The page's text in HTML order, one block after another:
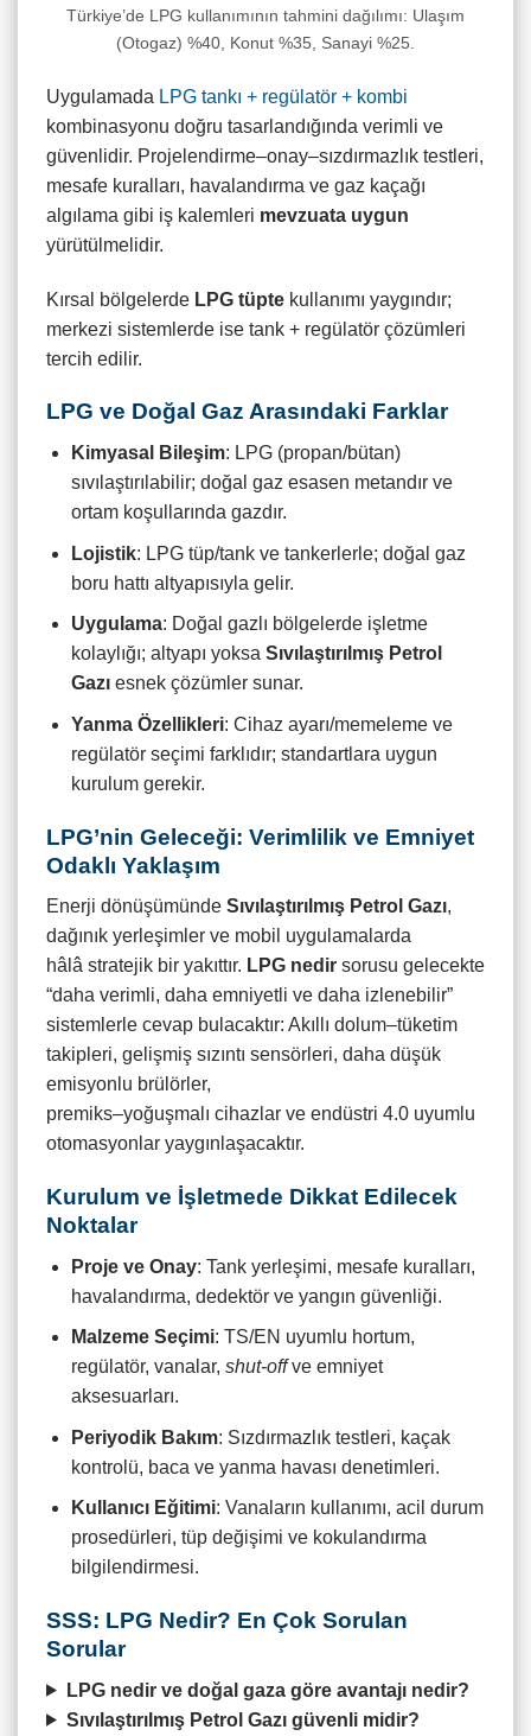
Türkiye’de LPG kullanımının tahmini dağılımı: Ulaşım
(Otogaz) %40, Konut %35, Sanayi %25.
Uygulamada LPG tankı + regülatör + kombi
kombinasyonu doğru tasarlandığında verimli ve
güvenlidir. Projelendirme–onay–sızdırmazlık testleri,
mesafe kuralları, havalandırma ve gaz kaçağı
algılama gibi iş kalemleri mevzuata uygun
yürütülmelidir.
Kırsal bölgelerde LPG tüpte kullanımı yaygındır;
merkezi sistemlerde ise tank + regülatör çözümleri
tercih edilir.
LPG ve Doğal Gaz Arasındaki Farklar
Kimyasal Bileşim: LPG (propan/bütan)
sıvılaştırılabilir; doğal gaz esasen metandır ve
ortam koşullarında gazdır.
Lojistik: LPG tüp/tank ve tankerlerle; doğal gaz
boru hattı altyapısıyla gelir.
Uygulama: Doğal gazlı bölgelerde işletme
kolaylığı; altyapı yoksa Sıvılaştırılmış Petrol
Gazıesnek çözümler sunar.
Yanma Özellikleri: Cihaz ayarı/memeleme ve
regülatör seçimi farklıdır; standartlara uygun
kurulum gerekir.
LPG’nin Geleceği: Verimlilik ve Emniyet
Odaklı Yaklaşım
Enerji dönüşümünde Sıvılaştırılmış Petrol Gazı,
dağınık yerleşimler ve mobil uygulamalarda
hâlâ stratejik bir yakıttır. LPG nedir sorusu gelecekte
“daha verimli, daha emniyetli ve daha izlenebilir”
sistemlerle cevap bulacaktır: Akıllı dolum–tüketim
takipleri, gelişmiş sızıntı sensörleri, daha düşük
emisyonlu brülörler,
premiks–yoğuşmalı cihazlar ve endüstri 4.0 uyumlu
otomasyonlar yaygınlaşacaktır.
Kurulum ve İşletmede Dikkat Edilecek
Noktalar
Proje ve Onay: Tank yerleşimi, mesafe kuralları,
havalandırma, dedektör ve yangın güvenliği.
Malzeme Seçimi: TS/EN uyumlu hortum,
regülatör, vanalar, shut-offve emniyet
aksesuarları.
Periyodik Bakım: Sızdırmazlık testleri, kaçak
kontrolü, baca ve yanma havası denetimleri.
Kullanıcı Eğitimi: Vanaların kullanımı, acil durum
prosedürleri, tüp değişimi ve kokulandırma
bilgilendirmesi.
SSS: LPG Nedir? En Çok Sorulan
Sorular
LPG nedir ve doğal gaza göre avantajı nedir?
Sıvılaştırılmış Petrol Gazı güvenli midir?